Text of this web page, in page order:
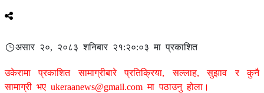
असार २०, २०८३ शनिबार २१:२०:०३ मा प्रकाशित
उकेरामा प्रकाशित सामाग्रीबारे प्रतिक्रिया, सल्लाह, सुझाव र कुनै
सामाग्री भए ukeraanews@gmail.com मा पठाउनु होला।